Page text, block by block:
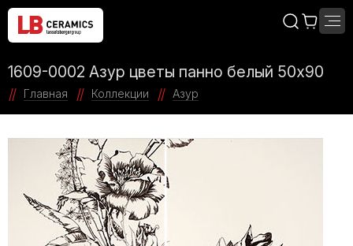
1609-0002 Азур цветы панно белый 50x90
Главная Коллекции Азур